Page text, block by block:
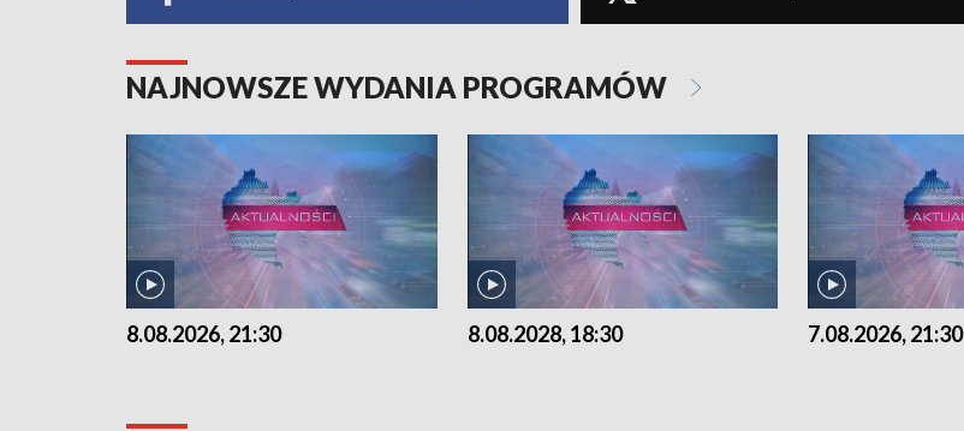
NAJNOWSZE WYDANIA PROGRAMÓW
8.08.2026, 21:30 8.08.2028, 18:30 7.08.2026, 21:30